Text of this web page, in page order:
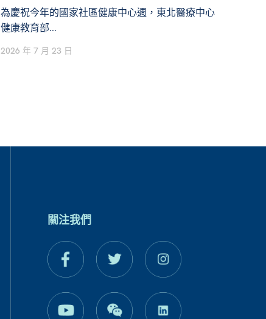
為慶祝今年的國家社區健康中心週，東北醫療中心
健康教育部...
2026 年 7 月 23 日
關注我們